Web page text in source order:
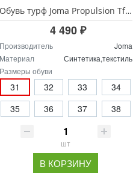
Обувь турф Joma Propulsion Tf JR PRJW.2503.TF
4 490 ₽
Производитель
Joma
Материал
Синтетика,текстиль
Размеры обуви
31 32 33
34
35
36 37 38
шт
В КОРЗИНУ